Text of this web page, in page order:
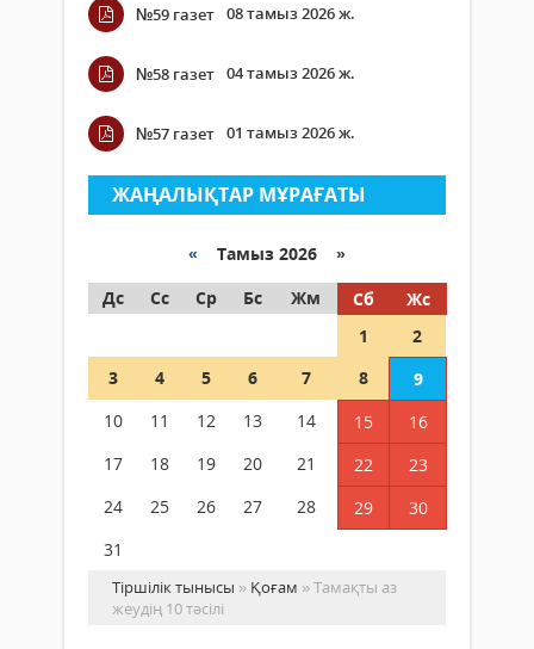
№59 газет 08 тамыз 2026 ж.
№58 газет 04 тамыз 2026 ж.
№57 газет 01 тамыз 2026 ж.
ЖАҢАЛЫҚТАР МҰРАҒАТЫ
« Тамыз 2026 »
Дс
Сс Ср Бс Жм Сб
Жс
1
2
3
4 5 6 7 8
9
10
11 12 13 14 15
16
17
18 19 20 21 22
23
24
25 26 27 28 29
30
31
Тіршілік тынысы » Қоғам » Тамақты аз
жеудің 10 тәсілі